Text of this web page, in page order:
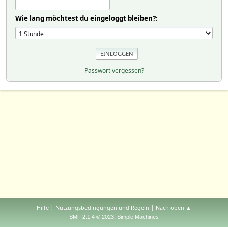
Wie lang möchtest du eingeloggt bleiben?:
Passwort vergessen?
Hilfe | Nutzungsbedingungen und Regeln | Nach oben ▲
SMF 2.1.4 © 2023, Simple Machines